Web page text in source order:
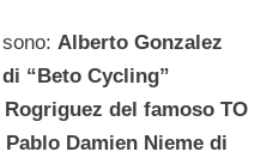
sono:Alberto Gonzalez
di “Beto Cycling”
del famoso TO
Damien Nieme di